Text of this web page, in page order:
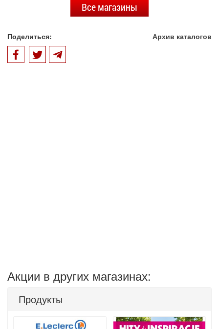
Все магазины
Поделиться: Архив каталогов
Акции в других магазинах:
Продукты